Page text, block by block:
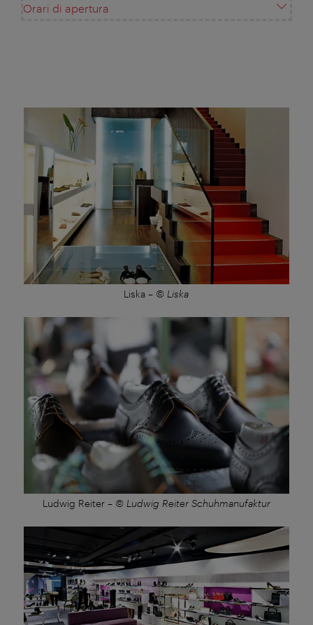
Orari di apertura
Liska – © Liska
Ludwig Reiter– © Ludwig Reiter Schuhmanufaktur